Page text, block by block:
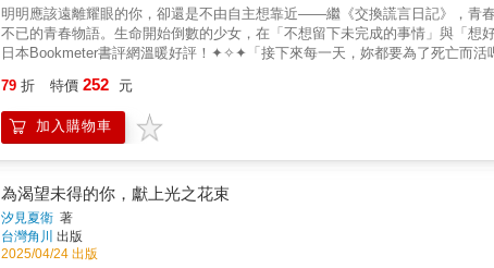
明明應該遠離耀眼的你，卻還是不由自主想靠近——繼《交換謊言日記》，青
不已的青春物語。生命開始倒數的少女，在「不想留下未完成的事情」與「
日本Bookmeter書評網溫暖好評！✦✧✦「接下來每一天，妳都要為了死亡而
都化為泡影。就在我陷入絕望之時，卻意外遇見了春日井同學。明明不應該
「好學生」模樣，也唯有他溫柔的手，觸碰到了真實的我。隨著兩人的距離
永遠和最喜歡的他相互依偎，該有多麼美好。但對我而言，即使現在立下約
後悔，必須將這些全部捨棄。□有效活用時間 □不被時間束縛□對人和善 □不
步步邁向死亡的自己。如果大家都討厭我、將我遺忘，是不是就會好受一點
是，我的時間已經不夠用了……兩人在一起的時光宛如沐浴在暖融融的陽光中
是愛著身邊的人，想做的事也會越來越多。隨著我變得更加貪心，總有一天一
79 折 特價 252 元
加入購物車
為渴望未得的你，獻上光之花束
汐見夏衛 著
台灣角川 出版
2025/04/24 出版